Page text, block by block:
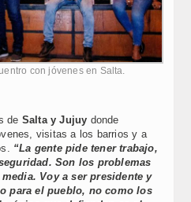
con jóvenes en Salta.
de Salta y Jujuy donde
visitas a los barrios y a
“La gente pide tener trabajo,
Son los problemas
Voy a ser presidente y
para el pueblo, no como los